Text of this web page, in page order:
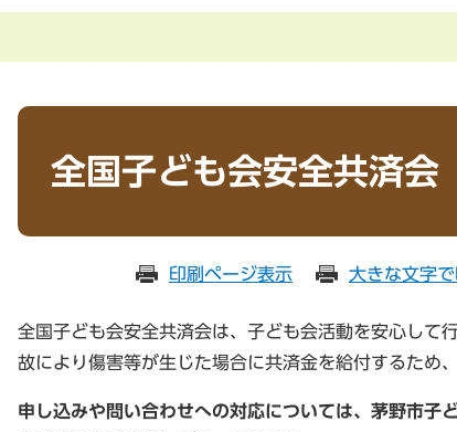
全国子ども会安全共済会
印刷ページ表示 大きな文字
全国子ども会安全共済会は、子ども会活動を安心して
故により傷害等が生じた場合に共済金を給付するため
申し込みや問い合わせへの対応については、茅野市子